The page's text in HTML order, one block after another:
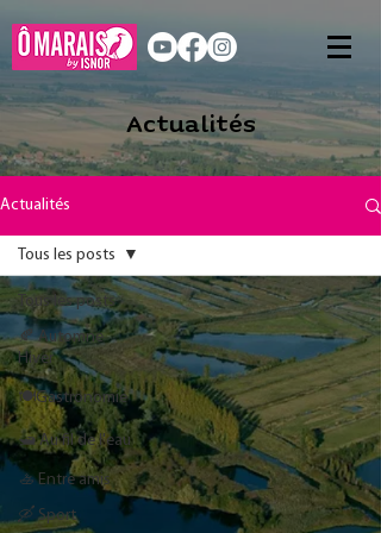
Actualités
Actualités
Tous les posts
🍂 Automne
Hiver
🍽️Gastronomie
🛥️ Au fil de l'eau
🚣 Entre amis
🛶 Sport
Tous les posts